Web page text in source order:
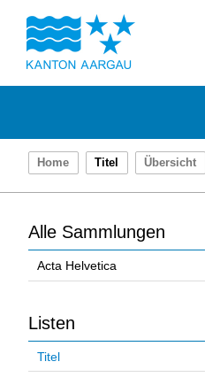
Home Titel Übersicht
Alle Sammlungen
Acta Helvetica
Listen
Titel